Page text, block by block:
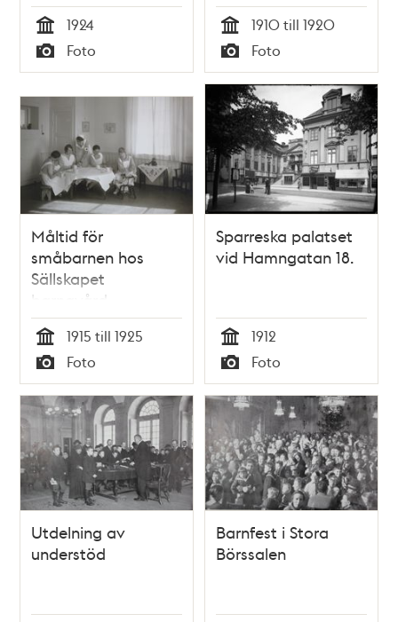
Tid
1924
Typ
Foto Tid
1910 till 1920
Typ
Foto
Måltid för
småbarnen hos
Sällskapet
barnavård
Tid
1915 till 1925
Typ
Foto
Sparreska palatset
vid Hamngatan 18.
Tid
1912
Typ
Foto
Utdelning av
understöd
Barnfest i Stora
Börssalen